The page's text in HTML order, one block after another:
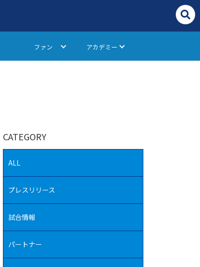
ファン アカデミー
CATEGORY
ALL
プレスリリース
試合情報
パートナー